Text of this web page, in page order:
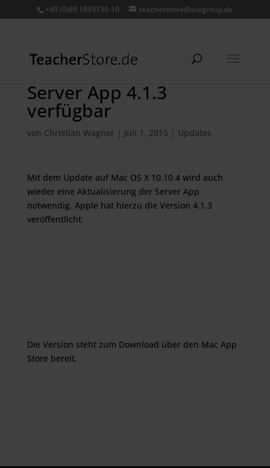
+49 (0)89 1893130-10 teacherstore@acsgroup.de
Server App 4.1.3
verfügbar
von Christian Wagner | Juli 1, 2015 | Updates
Mit dem Update auf Mac OS X 10.10.4 wird auch
wieder eine Aktualisierung der Server App
notwendig. Apple hat hierzu die Version 4.1.3
veröffentlicht.
Die Version steht zum Download über den Mac App
Store bereit.